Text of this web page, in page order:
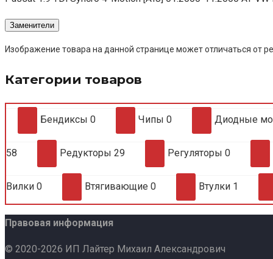
Заменители
Изображение товара на данной странице может отличаться от
Категории товаров
Бендиксы 0 Чипы 0 Диодные
58 Редукторы 29 Регуляторы 0
Вилки 0 Втягивающие 0 Втулки 1
Правовая информация
© 2020-2026 ИП Лайтер Михаил Александрович